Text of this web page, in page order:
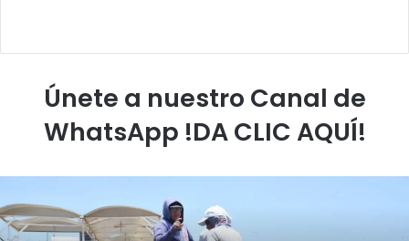
Únete a nuestro Canal de
WhatsApp !DA CLIC AQUÍ!